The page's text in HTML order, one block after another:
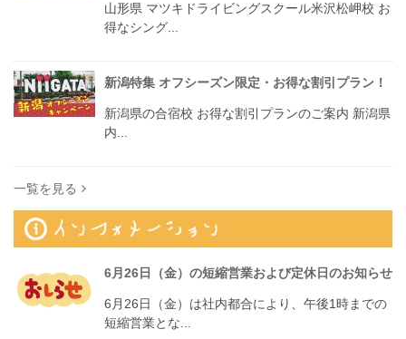
山形県 マツキドライビングスクール米沢松岬校 お
得なシング...
新潟特集 オフシーズン限定・お得な割引プラン！
新潟県の合宿校 お得な割引プランのご案内 新潟県
内...
一覧を見る
6月26日（金）の短縮営業および定休日のお知らせ
6月26日（金）は社内都合により、午後1時までの
短縮営業とな...